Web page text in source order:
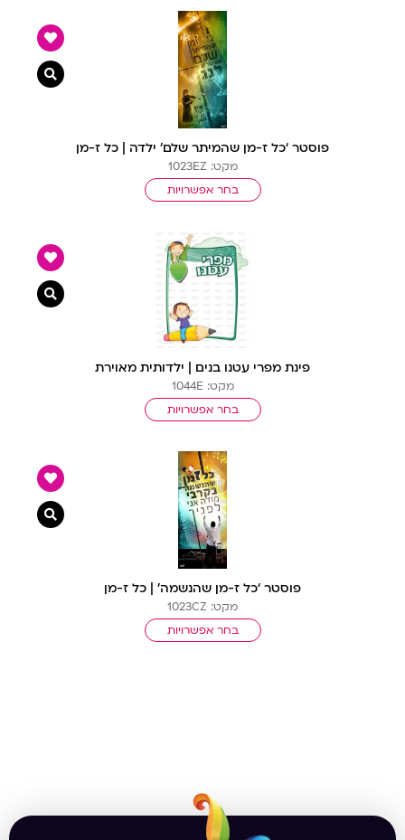
פוסטר ‘כל ז-מן שהמיתר שלם’ ילדה | כל ז-מן
מקט: 1023EZ
בחר אפשרויות
צפייה
פינת מפרי עטנו בנים | ילדותית מאוירת
מקט: 1044E
בחר אפשרויות
צפייה
פוסטר ‘כל ז-מן שהנשמה’ | כל ז-מן
מקט: 1023CZ
בחר אפשרויות
צפייה